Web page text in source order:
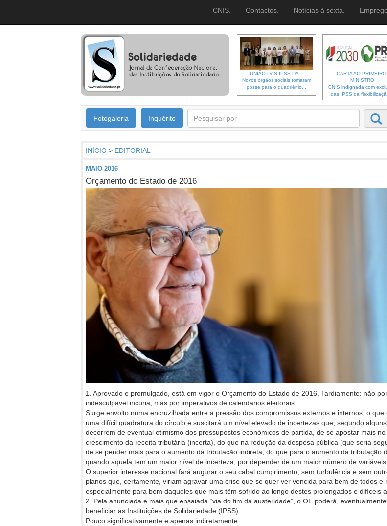
CNIS. Contactos. Notícias à sexta. Emprego.
UNIÃO DAS IPSS DA...
Novos órgãos sociais tomaram
posse para o quadriénio...
CARTA AO
MINISTRO
CNIS indignada com
das IPSS da
Fotogaleria Inquérito
INÍCIO > EDITORIAL
MAIO 2016
Orçamento do Estado de 2016
1. Aprovado e promulgado, está em vigor o Orçamento do Estado de 2016. Tardiamente: não por
indesculpável incúria, mas por imperativos de calendários eleitorais.
Surge envolto numa encruzilhada entre a pres­são dos compromissos externos e internos, o que
uma difícil quadratura do círculo e suscitará um nível elevado de incertezas que, segundo
decorrem de eventual otimismo dos pressupostos económicos de par­tida, de se apostar mais no
crescimento da receita tributá­ria (incerta), do que na redução da despesa pública (que seria
de se pender mais para o aumento da tributação indireta, do que para o aumento da tributação
quando aquela tem um maior nível de incerteza, por depender de um maior número de variáveis.
O superior interesse nacional fará augurar o seu cabal cumprimento, sem tur­bulência e sem
planos que, certamente, viriam agravar uma crise que se quer ver vencida para bem de todos e
especialmente para bem daqueles que mais têm sofrido ao longo destes prolongados e difíceis
2. Pela anunciada e mais que ensaiada “via do fim da austeridade”, o OE poderá,
beneficiar as Instituições de Solidariedade (IPSS).
Pouco significativamente e apenas indiretamente.